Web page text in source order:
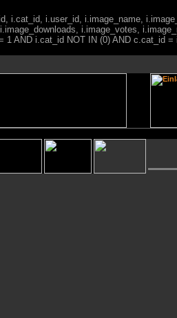
i.cat_id, i.user_id, i.image_name,
i.image_votes,
1 AND i.cat_id NOT IN (0) AND c.cat_id